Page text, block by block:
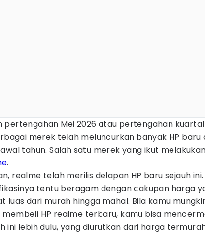
pertengahan Mei 2026 atau pertengahan
merek telah meluncurkan banyak HP baru
tahun. Salah satu merek yang ikut
.
realme telah merilis delapan HP baru sejauh ini.
tentu beragam dengan cakupan harga
luas dari murah hingga mahal. Bila kamu
membeli HP realme terbaru, kamu bisa
ini lebih dulu, yang diurutkan dari harga